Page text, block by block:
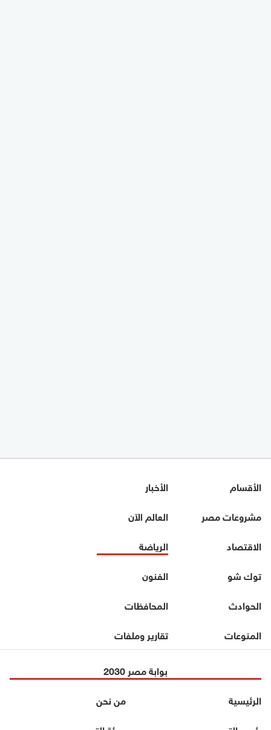
الأقسام
الأخبار
مشروعات مصر
العالم الآن
الاقتصاد
الرياضة
توك شو
الفنون
الحوادث
المحافظات
المنوعات
تقارير وملفات
بوابة مصر 2030
الرئيسية
من نحن